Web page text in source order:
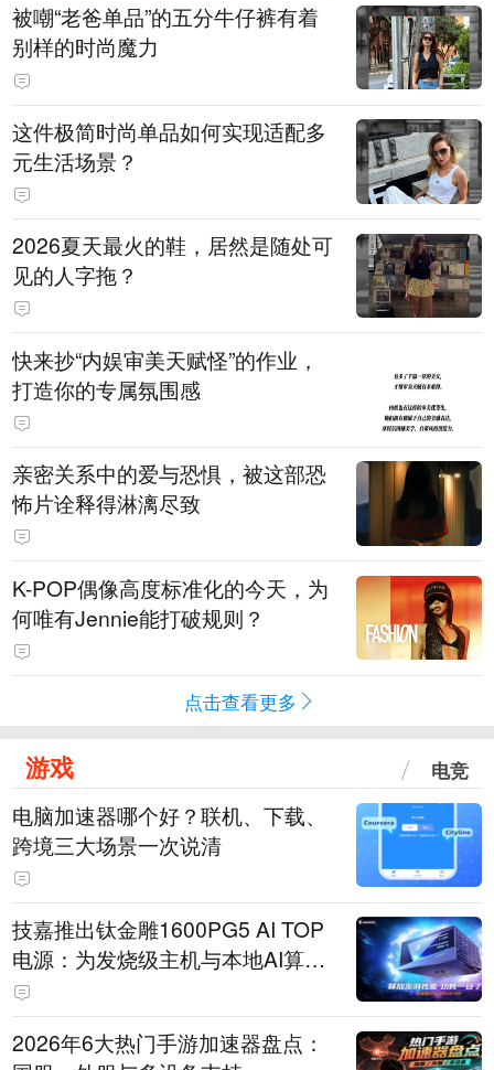
被嘲“老爸单品”的五分牛仔裤有着
别样的时尚魔力
这件极简时尚单品如何实现适配多
元生活场景？
2026夏天最火的鞋，居然是随处可
见的人字拖？
快来抄“内娱审美天赋怪”的作业，
打造你的专属氛围感
亲密关系中的爱与恐惧，被这部恐
怖片诠释得淋漓尽致
K-POP偶像高度标准化的今天，为
何唯有Jennie能打破规则？
点击查看更多
游戏 电竞
电脑加速器哪个好？联机、下载、
跨境三大场景一次说清
技嘉推出钛金雕1600PG5 AI TOP
电源：为发烧级主机与本地AI算力
打造旗舰供电方案
2026年6大热门手游加速器盘点：